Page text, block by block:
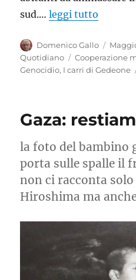
sud.…leggi tutto
Autore
Domenico Gallo
il
Quotidiano
Tag
Cooperazione
Genocidio, I carri di Gedeone
Gaza:
la foto del bambino
porta sulle spalle il
non ci racconta
Hiroshima ma